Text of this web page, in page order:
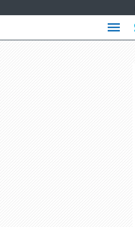
Languages
menu